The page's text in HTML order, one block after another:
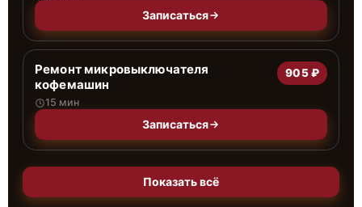
Записаться
Ремонт микровыключателя
кофемашин
15 мин
905 ₽
Записаться
Показать всё